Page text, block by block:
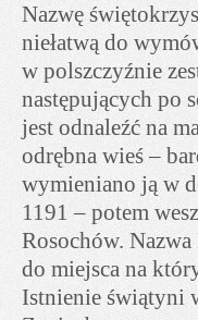
Nazwę
niełatwą do
w polszczyźnie
następujących po
jest odnaleźć na
odrębna wieś –
wymieniano ją w
1191 – potem
Rosochów.
do miejsca na
Istnienie świątyni